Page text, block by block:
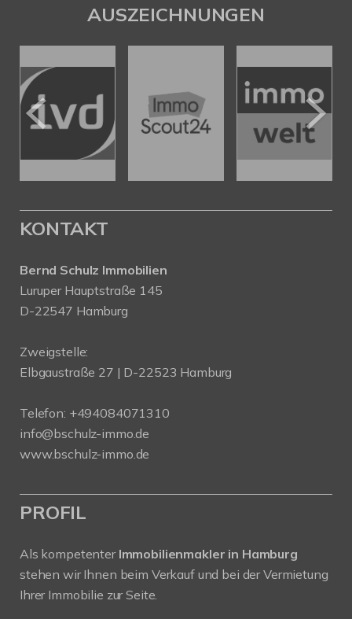
AUSZEICHNUNGEN
KONTAKT
Bernd Schulz Immobilien
Luruper Hauptstraße 145
D-22547 Hamburg
Zweigstelle:
Elbgaustraße 27 | D-22523 Hamburg
Telefon: +494084071310
info@bschulz-immo.de
www.bschulz-immo.de
PROFIL
Als kompetenter Immobilienmakler in Hamburg
stehen wir Ihnen beim Verkauf und bei der Vermietung
Ihrer Immobilie zur Seite.